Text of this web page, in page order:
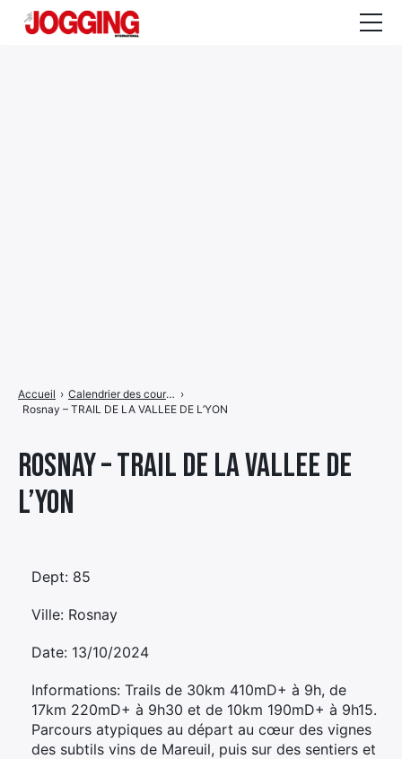
Rosnay – TRAIL DE LA VALLEE DE
L’YON
Accueil › Calendrier des courses ›
Rosnay – TRAIL DE LA VALLEE DE L’YON
Dept: 85
Ville: Rosnay
Date: 13/10/2024
Informations: Trails de 30km 410mD+ à 9h, de
17km 220mD+ à 9h30 et de 10km 190mD+ à 9h15.
Parcours atypiques au départ au cœur des vignes
des subtils vins de Mareuil, puis sur des sentiers et
de
menu
Élément
de
Élément
de